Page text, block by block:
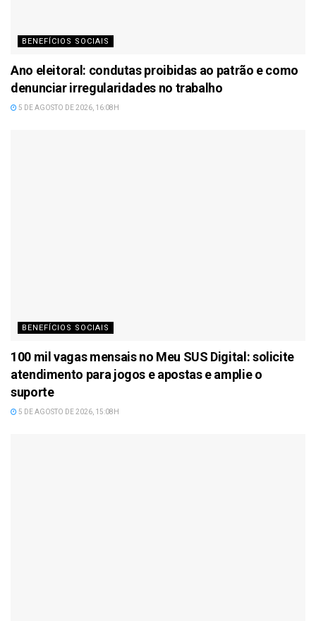
BENEFÍCIOS SOCIAIS
Ano eleitoral: condutas proibidas ao patrão e como
denunciar irregularidades no trabalho
5 DE AGOSTO DE 2026, 16:08H
BENEFÍCIOS SOCIAIS
100 mil vagas mensais no Meu SUS Digital: solicite
atendimento para jogos e apostas e amplie o
suporte
5 DE AGOSTO DE 2026, 15:08H